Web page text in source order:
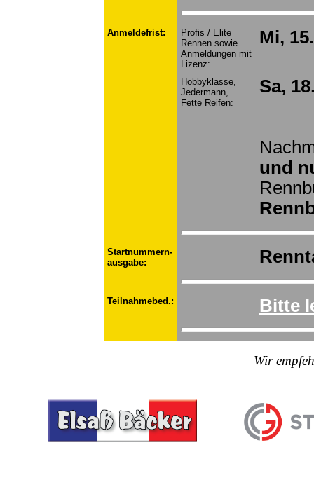
Anmeldefrist:
Profis / Elite
Rennen sowie
Anmeldungen mit
Lizenz:
Mi,
Hobbyklasse,
Jedermann,
Fette Reifen:
Sa,
und
Startnummern-
ausgabe:
Teilnahmebed.: Bitte
Wir